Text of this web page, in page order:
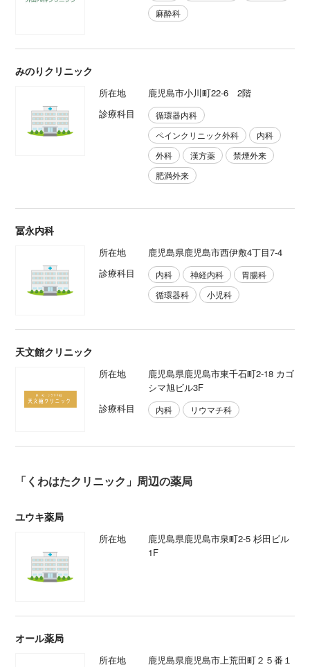
麻酔科
みのりクリニック
所在地
鹿児島市小川町22-6 2階
診療科目
循環器内科
ペインクリニック外科
内科
外科
漢方薬
禁煙外来
肥満外来
冨永内科
所在地
鹿児島県鹿児島市西伊敷4丁目7-4
診療科目
内科 神経内科
胃腸科
循環器科
小児科
天文館クリニック
所在地
鹿児島県鹿児島市東千石町2-18 カゴ
シマ旭ビル3F
診療科目
内科 リウマチ科
「くわはたクリニック」周辺の薬局
ユウキ薬局
所在地
鹿児島県鹿児島市泉町2-5 杉田ビル
1F
オール薬局
所在地
鹿児島県鹿児島市上荒田町２５番１